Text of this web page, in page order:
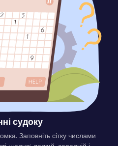
судоку
Заповніть сітку числами